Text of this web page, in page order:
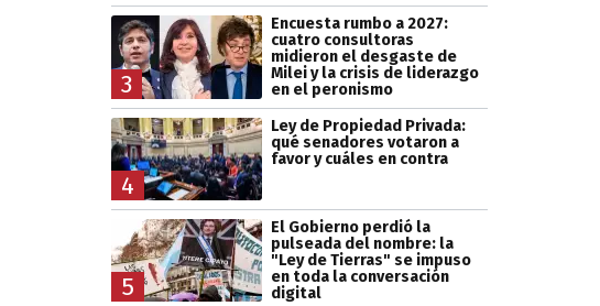
3
Encuesta rumbo a 2027:
cuatro consultoras
midieron el desgaste de
Milei y la crisis de liderazgo
en el peronismo
4
Ley de Propiedad Privada:
qué senadores votaron a
favor y cuáles en contra
5
El Gobierno perdió la
pulseada del nombre: la
"Ley de Tierras" se impuso
en toda la conversación
digital